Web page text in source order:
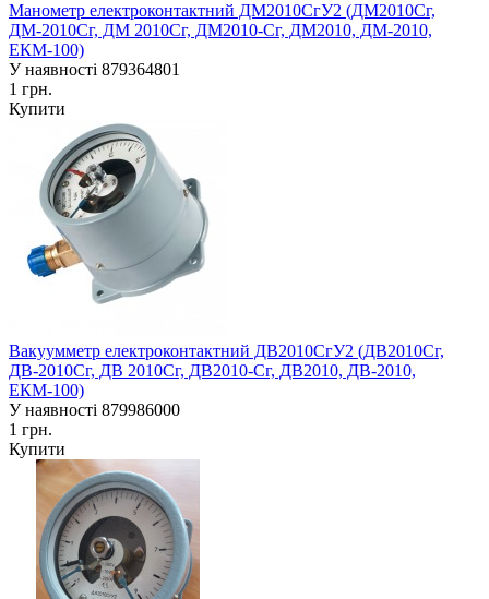
Манометр електроконтактний ДМ2010СгУ2 (ДМ2010Сг,
ДМ-2010Сг, ДМ 2010Сг, ДМ2010-Сг, ДМ2010, ДМ-2010,
ЕКМ-100)
У наявності 879364801
1 грн.
Купити
Вакуумметр електроконтактний ДВ2010СгУ2 (ДВ2010Сг,
ДВ-2010Сг, ДВ 2010Сг, ДВ2010-Сг, ДВ2010, ДВ-2010,
ЕКМ-100)
У наявності 879986000
1 грн.
Купити